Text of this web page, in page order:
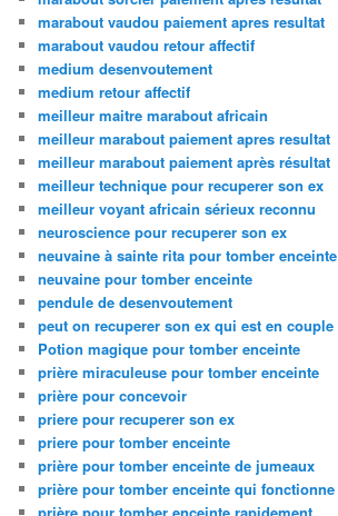
marabout vaudou paiement apres resultat
marabout vaudou retour affectif
medium desenvoutement
medium retour affectif
meilleur maitre marabout africain
meilleur marabout paiement apres resultat
meilleur marabout paiement après résultat
meilleur technique pour recuperer son ex
meilleur voyant africain sérieux reconnu
neuroscience pour recuperer son ex
neuvaine à sainte rita pour tomber enceinte
neuvaine pour tomber enceinte
pendule de desenvoutement
peut on recuperer son ex qui est en couple
Potion magique pour tomber enceinte
prière miraculeuse pour tomber enceinte
prière pour concevoir
priere pour recuperer son ex
priere pour tomber enceinte
prière pour tomber enceinte de jumeaux
prière pour tomber enceinte qui fonctionne